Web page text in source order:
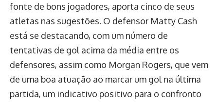
fonte de bons jogadores, aporta cinco de seus
atletas nas sugestões. O defensor Matty Cash
está se destacando, com um número de
tentativas de gol acima da média entre os
defensores, assim como Morgan Rogers, que vem
de uma boa atuação ao marcar um gol na última
partida, um indicativo positivo para o confronto